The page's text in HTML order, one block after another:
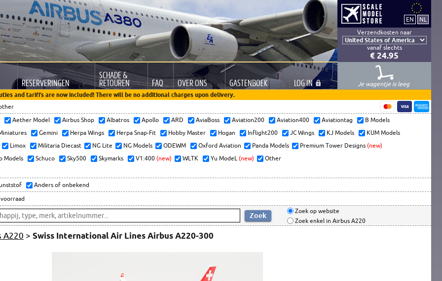
Verzendkosten naar
vanaf slechts
€ 24.95
RESERVERINGEN
SCHADE &
RETOUREN FAQ OVER ONS GASTENBOEK LOGIN
Je wagentje is leeg
and tariffs are now included! There will be no additional charges upon delivery.
Aether Model Airbus Shop Albatros Apollo ARD AviaBoss Aviation200 Aviation400 Aviationtag
B Models
Gemini Herpa Wings Herpa Snap-Fit Hobby Master Hogan Inflight200 JC Wings KJ Models
KUM Models
Limox
Militaria Diecast NG Lite NG Models ODEWM Oxford Aviation Panda Models Premium Tower Designs (new)
Models
Schuco Sky500 Skymarks V1:400 (new) WLTK Yu ModeL (new) Other
Anders of onbekend
Zoek op website
Zoek enkel in Airbus A220
A220 > Swiss International Air Lines Airbus A220-300